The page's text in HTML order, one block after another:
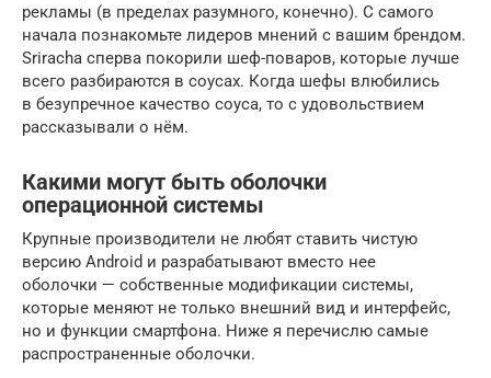
рекламы (в пределах разумного, конечно). С самого
начала познакомьте лидеров мнений с вашим брендом.
Sriracha сперва покорили шеф-поваров, которые лучше
всего разбираются в соусах. Когда шефы влюбились
в безупречное качество соуса, то с удовольствием
рассказывали о нём.
Какими могут быть оболочки
операционной системы
Крупные производители не любят ставить чистую
версию Android и разрабатывают вместо нее
оболочки — собственные модификации системы,
которые меняют не только внешний вид и интерфейс,
но и функции смартфона. Ниже я перечислю самые
распространенные оболочки.